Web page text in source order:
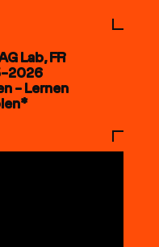
Lab, FR
– Lernen